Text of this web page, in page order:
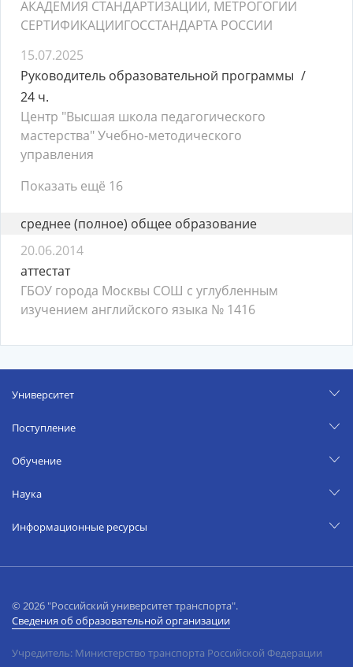
АКАДЕМИЯ СТАНДАРТИЗАЦИИ, МЕТРОГОГИИ
СЕРТИФИКАЦИИГОССТАНДАРТА РОССИИ
15.07.2025
Руководитель образовательной программы
24 ч.
Центр "Высшая школа педагогического
мастерства" Учебно-методического
управления
Показать ещё 16
среднее (полное) общее образование
20.06.2014
аттестат
ГБОУ города Москвы СОШ с углубленным
изучением английского языка № 1416
Университет
Поступление
Обучение
Наука
Информационные ресурсы
© 2026 "Российский университет транспорта".
Сведения об образовательной организации
Учредитель: Министерство транспорта Российской Федерации